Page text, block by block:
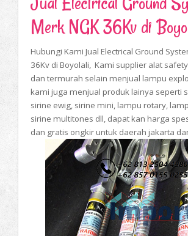
Merk NGK 36Kv di
Hubungi Kami Jual Electrical Ground
36Kv di Boyolali, Kami supplier alat
dan termurah selain menjual lampu
kami juga menjual produk lainya seperti
sirine ewig, sirine mini, lampu rotary,
sirine multitones dll, dapat kan harga
dan gratis ongkir untuk daerah jakarta